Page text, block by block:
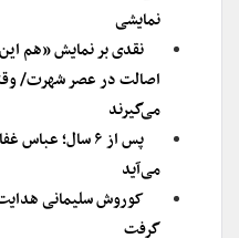
نمایشی
نقدی بر نمایش «هم
اصالت در عصر شهرت/
می‌گیرند
پس از ۶ سال؛
می‌آید
کوروش سلیمانی
گرفت